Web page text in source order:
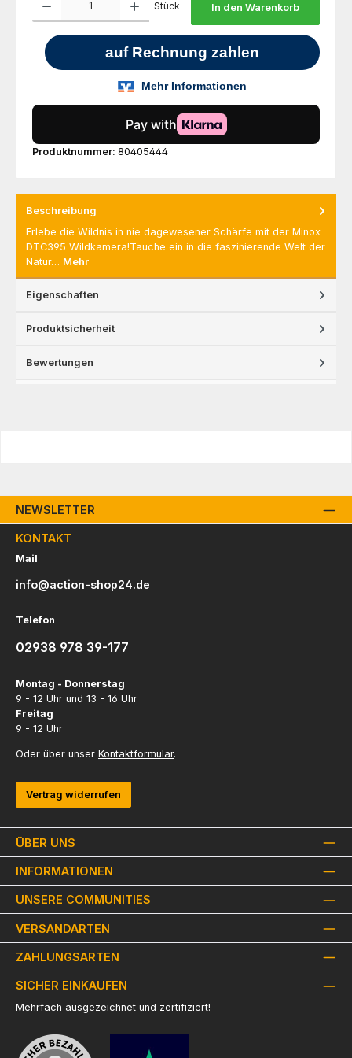
Stück In den Warenkorb
Produktnummer: 80405444
Beschreibung
Erlebe die Wildnis in nie dagewesener Schärfe mit der Minox
DTC395 Wildkamera!Tauche ein in die faszinierende Welt der
Natur… Mehr
Eigenschaften
Produktsicherheit
Bewertungen
NEWSLETTER
ÜBER UNS
INFORMATIONEN
KONTAKT
Mail
info@action-shop24.de
Telefon
02938 978 39-177
Montag - Donnerstag
9 - 12 Uhr und 13 - 16 Uhr
Freitag
9 - 12 Uhr
Oder über unser Kontaktformular.
Vertrag widerrufen
UNSERE COMMUNITIES
VERSANDARTEN
ZAHLUNGSARTEN
SICHER EINKAUFEN
Mehrfach ausgezeichnet und zertifiziert!